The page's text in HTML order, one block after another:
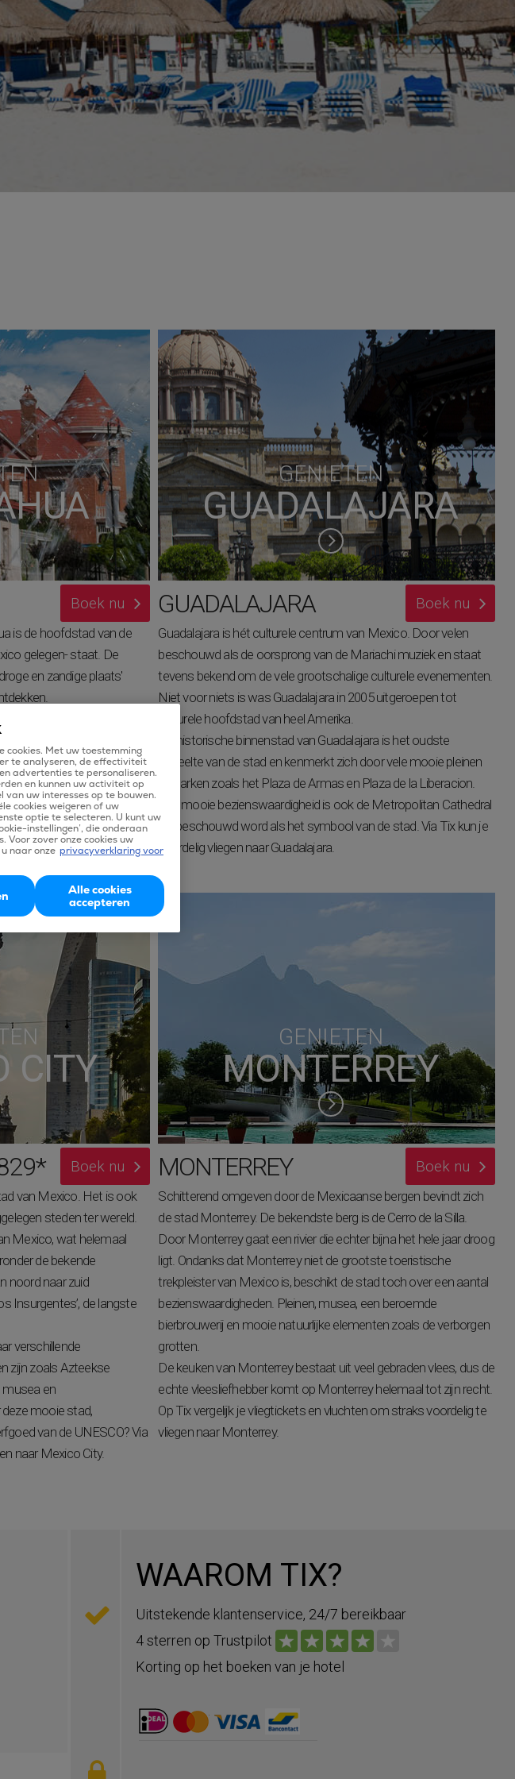
Boek nu
is de hoofdstad van de
gelegen- staat. De
en zandige plaats'
eenzelfde naamgeving
deze bestemming zal
veel te zien is. De
in de gevestigde musea.
vergelijk je gemakkelijk
GENIETEN
GUADALAJARA
GUADALAJARA Boek nu
Guadalajara is hét culturele centrum van Mexico. Door velen
beschouwd als de oorsprong van de Mariachi muziek en staat
tevens bekend om de vele grootschalige culturele evenementen.
Niet voor niets is was Guadalajara in 2005 uitgeroepen tot
culturele hoofdstad van heel Amerika.
De historische binnenstad van Guadalajara is het oudste
gedeelte van de stad en kenmerkt zich door vele mooie pleinen
en parken zoals het Plaza de Armas en Plaza de la Liberacion.
Een mooie bezienswaardigheid is ook de Metropolitan Cathedral
die beschouwd word als het symbool van de stad. Via Tix kun je
voordelig vliegen naar Guadalajara.
CITY
Boek nu
van Mexico. Het is ook
steden ter wereld.
Mexico, wat helemaal
de bekende
noord naar zuid
Insurgentes’, de langste
verschillende
zijn zoals Azteekse
musea en
deze mooie stad,
van de UNESCO? Via
naar Mexico City.
GENIETEN
MONTERREY
MONTERREY Boek nu
Schitterend omgeven door de Mexicaanse bergen bevindt zich
de stad Monterrey. De bekendste berg is de Cerro de la Silla.
Door Monterrey gaat een rivier die echter bijna het hele jaar droog
ligt. Ondanks dat Monterrey niet de grootste toeristische
trekpleister van Mexico is, beschikt de stad toch over een aantal
bezienswaardigheden. Pleinen, musea, een beroemde
bierbrouwerij en mooie natuurlijke elementen zoals de verborgen
grotten.
De keuken van Monterrey bestaat uit veel gebraden vlees, dus de
echte vleesliefhebber komt op Monterrey helemaal tot zijn recht.
Op Tix vergelijk je vliegtickets en vluchten om straks voordelig te
vliegen naar Monterrey.
WAAROM TIX?
Uitstekende klantenservice, 24/7 bereikbaar
4 sterren op Trustpilot
Korting op het boeken van je hotel
Met uw toestemming
te analyseren, de effectiviteit
advertenties te personaliseren.
en kunnen uw activiteit op
van uw interesses op te bouwen.
cookies weigeren of uw
optie te selecteren. U kunt uw
instellingen’, die onderaan
Voor zover onze cookies uw
naar onze privacyverklaring voor
Alle cookies
accepteren